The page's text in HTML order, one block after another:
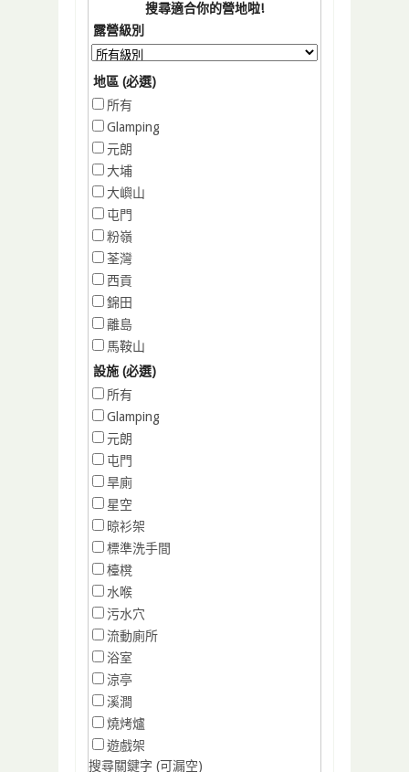
搜尋適合你的營地啦!
露營級別
地區 (必選)
所有
Glamping
元朗
大埔
大嶼山
屯門
粉嶺
荃灣
西貢
錦田
離島
馬鞍山
設施 (必選)
所有
Glamping
元朗
屯門
旱廁
星空
晾衫架
標準洗手間
檯櫈
水喉
污水穴
流動廁所
浴室
涼亭
溪澗
燒烤爐
遊戲架
搜尋關鍵字 (可漏空)